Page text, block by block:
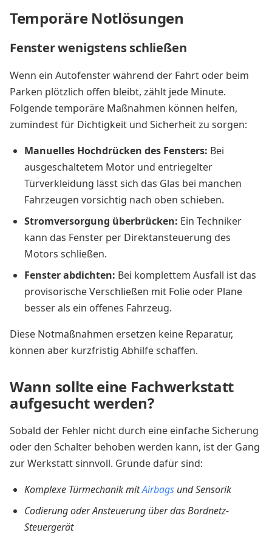
Temporäre Notlösungen
Fenster wenigstens schließen
Wenn ein Autofenster während der Fahrt oder beim
Parken plötzlich offen bleibt, zählt jede Minute.
Folgende temporäre Maßnahmen können helfen,
zumindest für Dichtigkeit und Sicherheit zu sorgen:
Manuelles Hochdrücken des Fensters: Bei
ausgeschaltetem Motor und entriegelter
Türverkleidung lässt sich das Glas bei manchen
Fahrzeugen vorsichtig nach oben schieben.
Stromversorgung überbrücken: Ein Techniker
kann das Fenster per Direktansteuerung des
Motors schließen.
Fenster abdichten: Bei komplettem Ausfall ist das
provisorische Verschließen mit Folie oder Plane
besser als ein offenes Fahrzeug.
Diese Notmaßnahmen ersetzen keine Reparatur,
können aber kurzfristig Abhilfe schaffen.
Wann sollte eine Fachwerkstatt
aufgesucht werden?
Sobald der Fehler nicht durch eine einfache Sicherung
oder den Schalter behoben werden kann, ist der Gang
zur Werkstatt sinnvoll. Gründe dafür sind:
Komplexe Türmechanik mitAirbags und Sensorik
Codierung oder Ansteuerung über das Bordnetz-
Steuergerät